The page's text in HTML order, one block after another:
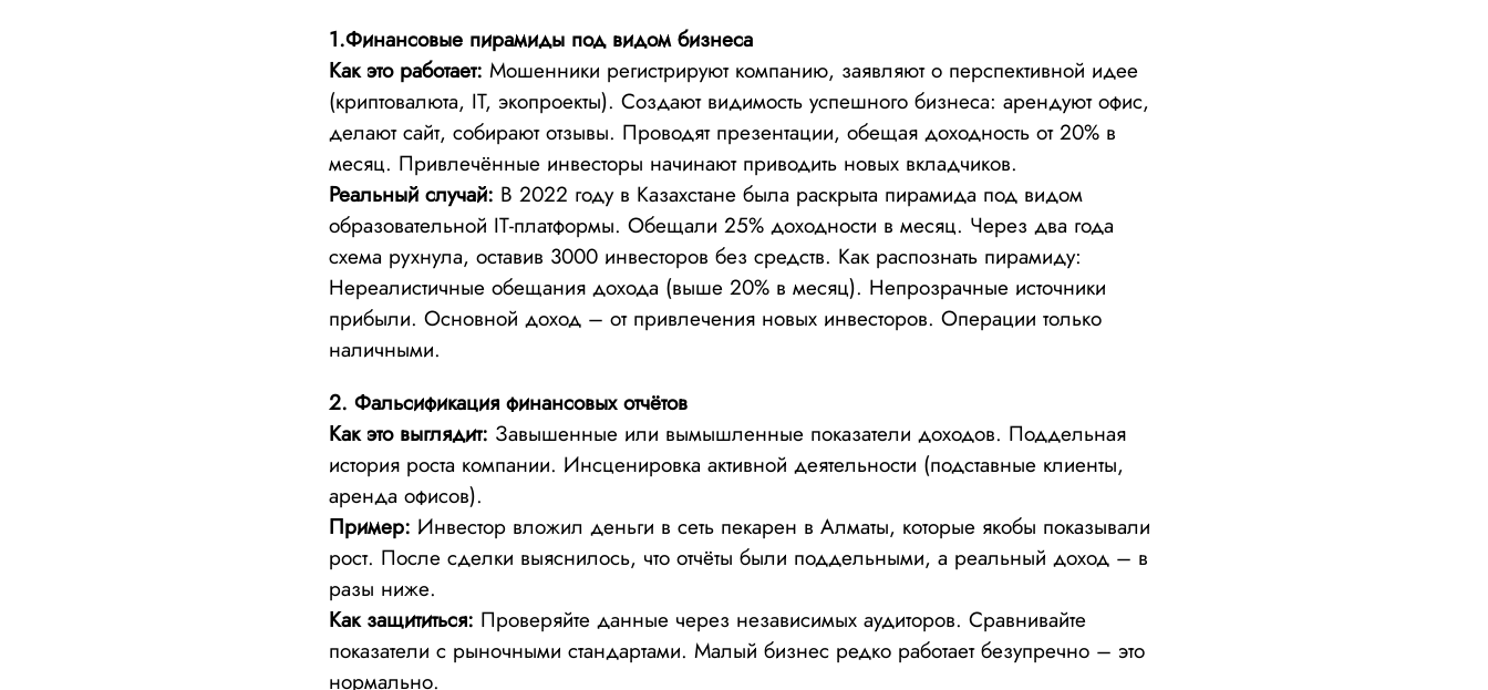
1.Финансовые пирамиды под видом бизнеса
Как это работает: Мошенники регистрируют компанию, заявляют о перспективной идее
(криптовалюта, IT, экопроекты). Создают видимость успешного бизнеса: арендуют офис,
делают сайт, собирают отзывы. Проводят презентации, обещая доходность от 20% в
месяц. Привлечённые инвесторы начинают приводить новых вкладчиков.
Реальный случай: В 2022 году в Казахстане была раскрыта пирамида под видом
образовательной IT-платформы. Обещали 25% доходности в месяц. Через два года
схема рухнула, оставив 3000 инвесторов без средств. Как распознать пирамиду:
Нереалистичные обещания дохода (выше 20% в месяц). Непрозрачные источники
прибыли. Основной доход – от привлечения новых инвесторов. Операции только
наличными.
2. Фальсификация финансовых отчётов
Как это выглядит: Завышенные или вымышленные показатели доходов. Поддельная
история роста компании. Инсценировка активной деятельности (подставные клиенты,
аренда офисов).
Пример: Инвестор вложил деньги в сеть пекарен в Алматы, которые якобы показывали
рост. После сделки выяснилось, что отчёты были поддельными, а реальный доход – в
разы ниже.
Как защититься: Проверяйте данные через независимых аудиторов. Сравнивайте
показатели с рыночными стандартами. Малый бизнес редко работает безупречно – это
нормально.